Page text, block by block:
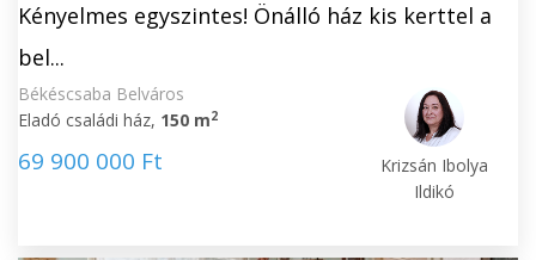
Kényelmes egyszintes! Önálló ház kis kerttel a
bel...
Békéscsaba Belváros
Eladó családi ház, 150 m2
69 900 000 Ft
Krizsán Ibolya
Ildikó